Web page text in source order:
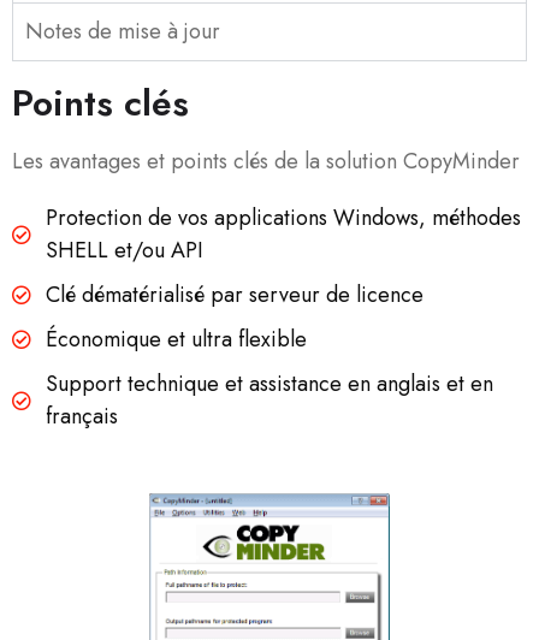
Notes de mise à jour
Points clés
Les avantages et points clés de la solution CopyMinder
Protection de vos applications Windows, méthodes
SHELL et/ou API
Clé dématérialisé par serveur de licence
Économique et ultra flexible
Support technique et assistance en anglais et en
français